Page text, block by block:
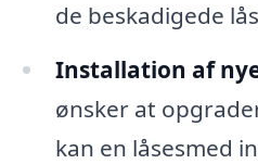
de beskadigede
Installation af
ønsker at
kan en låsesmed